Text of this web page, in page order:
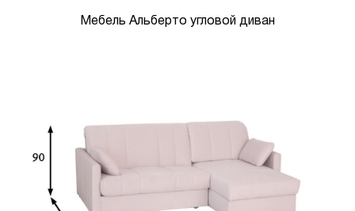
Мебель Альберто угловой диван